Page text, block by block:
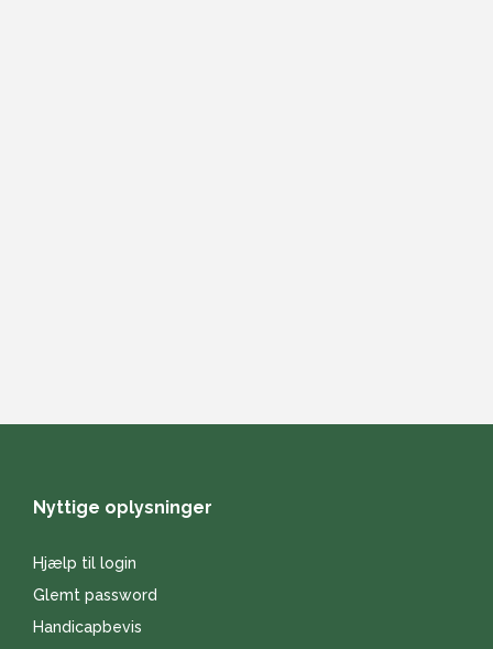
Nyttige oplysninger
Hjælp til login
Glemt password
Handicapbevis